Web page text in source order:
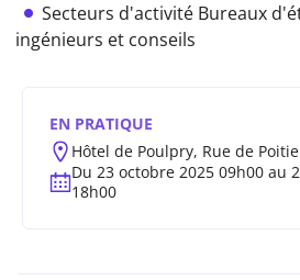
Secteurs d'activité Bureaux
ingénieurs et conseils
EN PRATIQUE
Hôtel de Poulpry, Rue de
Du 23 octobre 2025 09h00 au
18h00